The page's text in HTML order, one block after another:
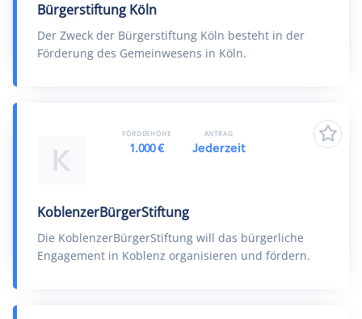
Bürgerstiftung Köln
Der Zweck der Bürgerstiftung Köln besteht in der
Förderung des Gemeinwesens in Köln.
K
KoblenzerBürgerStiftung
Die KoblenzerBürgerStiftung will das bürgerliche
Engagement in Koblenz organisieren und fördern.
FÖRDERHÖHE
1.000 €
ANTRAG
Jederzeit